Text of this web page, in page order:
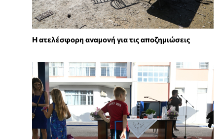
Η ατελέσφορη αναμονή για τις αποζημιώσεις